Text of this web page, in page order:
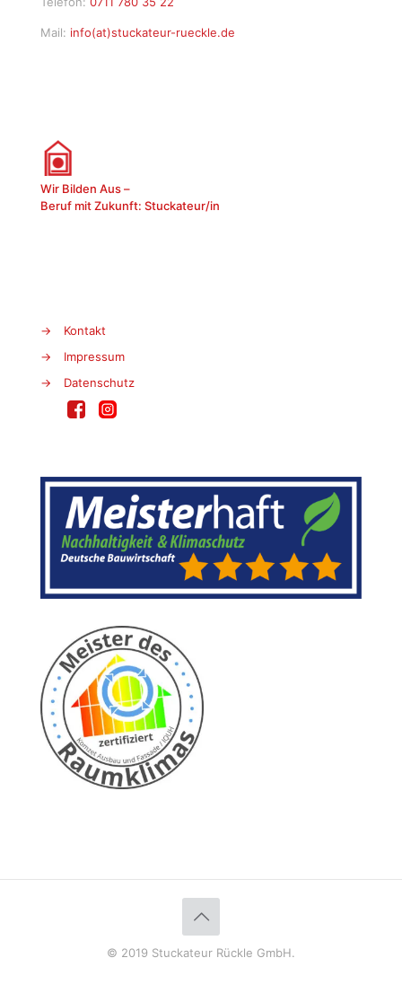
Mail: info(at)stuckateur-rueckle.de
Wir Bilden Aus –
Beruf mit Zukunft: Stuckateur/in
→
Kontakt
→
Impressum
→
Datenschutz
© 2019 Stuckateur Rückle GmbH.